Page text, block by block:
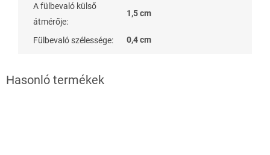
A fülbevaló külső
átmérője:
1,5 cm
Fülbevaló szélessége: 0,4 cm